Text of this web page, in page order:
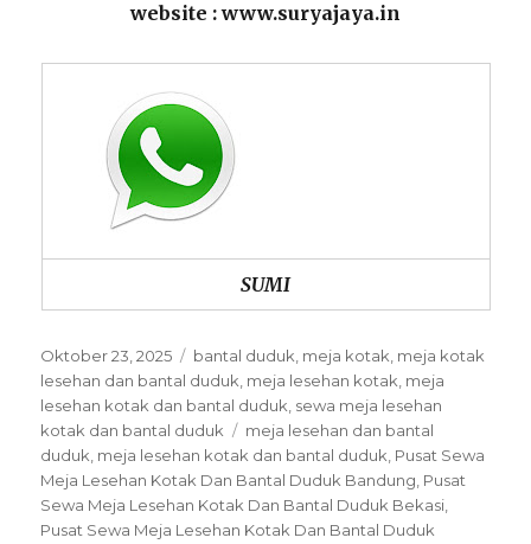
website : www.suryajaya.in
SUMI
Posted
on
Oktober 23, 2025 Categories
bantal duduk meja kotak meja kotak
lesehan dan bantal duduk meja lesehan kotak meja
lesehan kotak dan bantal duduk sewa meja lesehan
kotak dan bantal duduk
Tags
meja lesehan dan bantal
duduk meja lesehan kotak dan bantal duduk Pusat Sewa
Meja Lesehan Kotak Dan Bantal Duduk Bandung Pusat
Sewa Meja Lesehan Kotak Dan Bantal Duduk Bekasi
Pusat Sewa Meja Lesehan Kotak Dan Bantal Duduk